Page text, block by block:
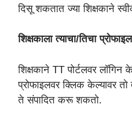
दिसू शकतात ज्या शिक्षकाने
शिक्षकाला त्याचा/तिचा
शिक्षकाने TT पोर्टलवर लॉगिन
प्रोफाइलवर क्लिक केल्यावर
ते संपादित करू शकतो.